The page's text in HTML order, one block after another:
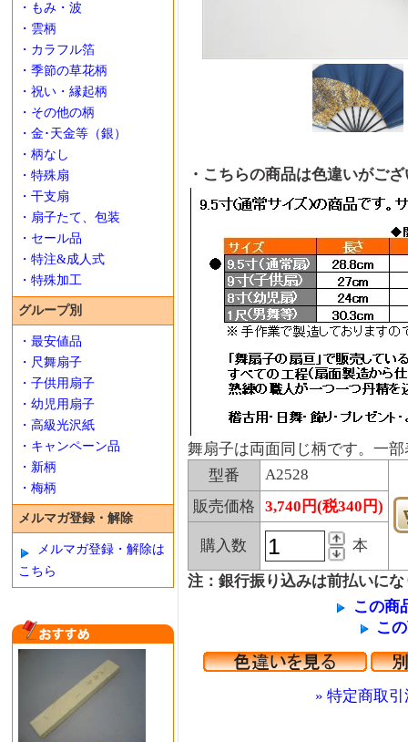
・もみ・波
・雲柄
・カラフル箔
・季節の草花柄
・祝い・縁起柄
・その他の柄
・金･天金等（銀）
・柄なし
・特殊扇
・干支扇
・扇子たて、包装
・セール品
・特注&成人式
・特殊加工
グループ別
・最安値品
・尺舞扇子
・子供用扇子
・幼児用扇子
・高級光沢紙
・キャンペーン品
・新柄
・梅柄
メルマガ登録・解除
メルマガ登録・解除は
こちら
・こちらの商品は色違いがご
舞扇子は両面同じ柄です。一
型番
A2528
販売価格
3,740円(税340円)
購入数 本
注：銀行振り込みは前払いに
この商
こ
» 特定商取